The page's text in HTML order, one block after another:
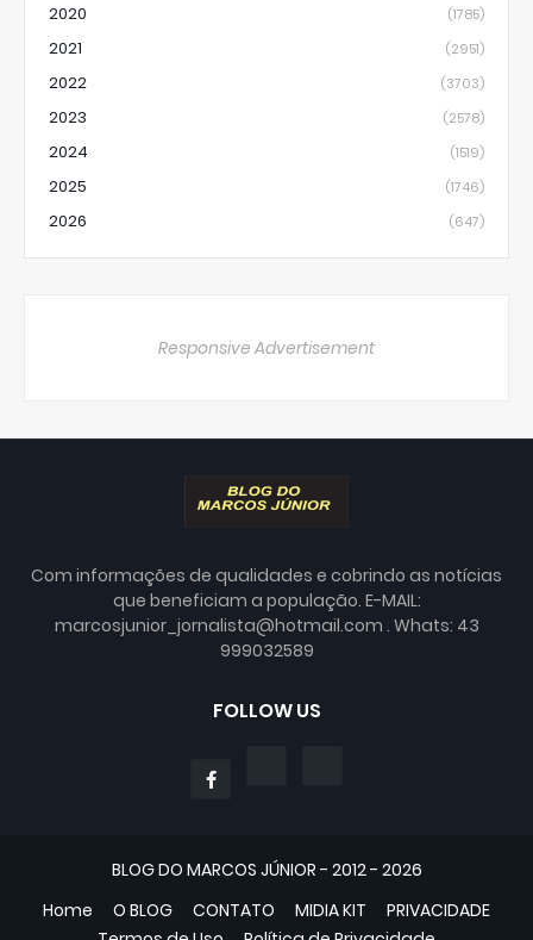
2020 (1785)
2021 (2951)
2022 (3703)
2023 (2578)
2024 (1519)
2025 (1746)
2026 (647)
Responsive Advertisement
Com informações de qualidades e cobrindo as notícias
que beneficiam a população. E-MAIL:
marcosjunior_jornalista@hotmail.com . Whats: 43
999032589
FOLLOW US
BLOG DO MARCOS JÚNIOR - 2012 - 2026
Home
O BLOG CONTATO MIDIA KIT
PRIVACIDADE